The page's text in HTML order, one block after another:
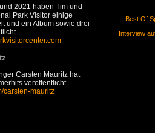
2021 haben Tim und
Park Visitor einige
und ein Album sowie drei
Carsten Mauritz hat
veröffentlicht.
carsten-mauritz
neuer
Piano.
Best Of
Interview